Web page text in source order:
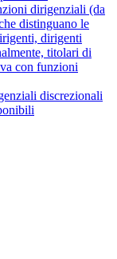
dirigenziali (da
distinguano le
dirigenti
titolari di
con funzioni
discrezionali